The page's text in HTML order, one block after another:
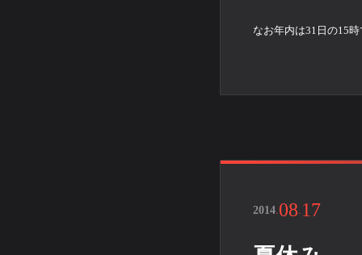
なお年内は31日の15
2014 08 17